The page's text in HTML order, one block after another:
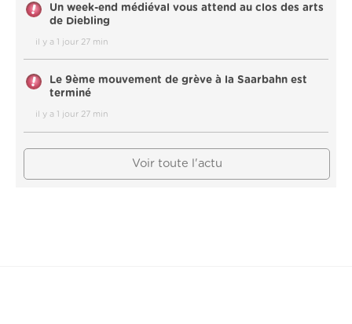
Un week-end médiéval vous attend au clos des arts
de Diebling
il y a 1 jour 27 min
Le 9ème mouvement de grève à la Saarbahn est
terminé
il y a 1 jour 27 min
Voir toute l'actu